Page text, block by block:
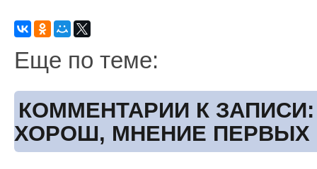
Еще по теме:
КОММЕНТАРИИ К ЗАПИСИ:
ХОРОШ, МНЕНИЕ ПЕРВЫХ